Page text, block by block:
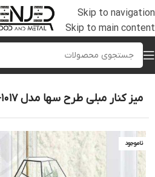
Skip to navigation
Skip to main content
میز کنار مبلی طرح سها مدل ST-1017
ناموجود